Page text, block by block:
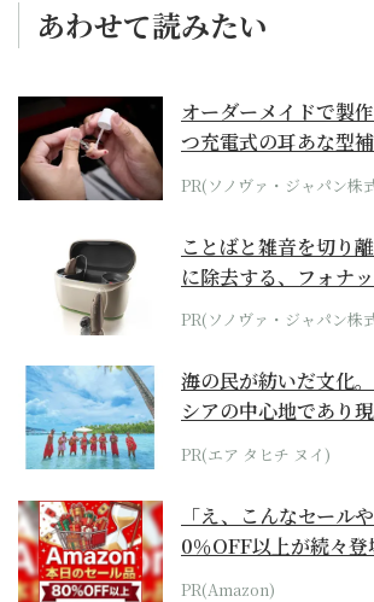
あわせて読みたい
オーダーメイドで製
つ充電式の耳あな型
PR(ソノヴァ・ジャパン株
ことばと雑音を切り
に除去する、フォナ
位モデル
PR(ソノヴァ・ジャパン株
海の民が紡いだ文化
シアの中心地であり
らみえてくる...
PR(エア タヒチ ヌイ)
「え、こんなセール
0％OFF以上が続々
本気が...
PR(Amazon)